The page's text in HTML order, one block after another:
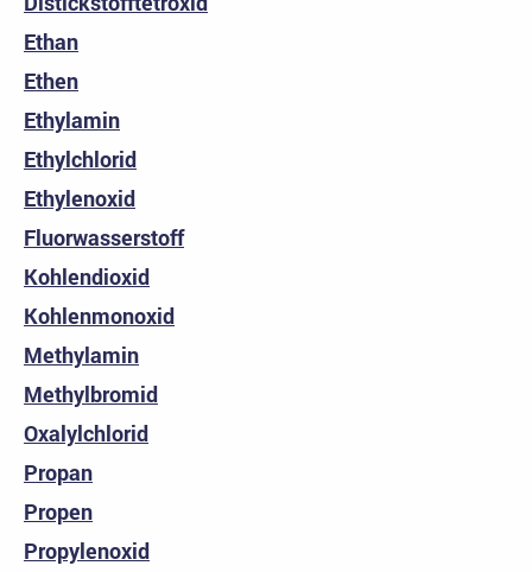
Ethan
Ethen
Ethylamin
Ethylchlorid
Ethylenoxid
Fluorwasserstoff
Kohlendioxid
Kohlenmonoxid
Methylamin
Methylbromid
Oxalylchlorid
Propan
Propen
Propylenoxid